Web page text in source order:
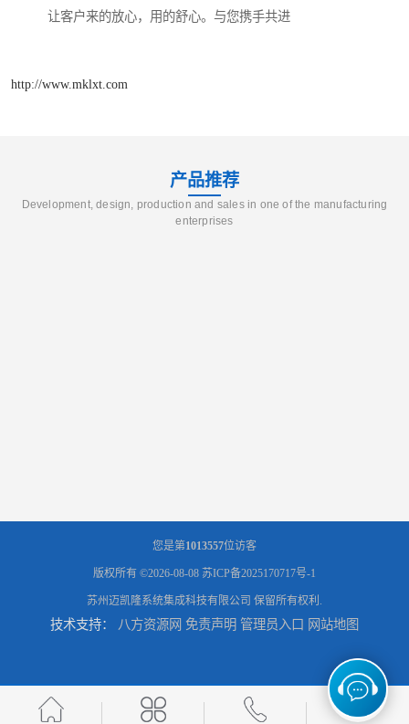
让客户来的放心，用的舒心。与您携手共进
http://www.mklxt.com
产品推荐
Development, design, production and sales in one of the manufacturing
enterprises
您是第1013557位访客
版权所有 ©2026-08-08 苏ICP备2025170717号-1
苏州迈凯隆系统集成科技有限公司 保留所有权利.
技术支持： 八方资源网 免责声明 管理员入口 网站地图